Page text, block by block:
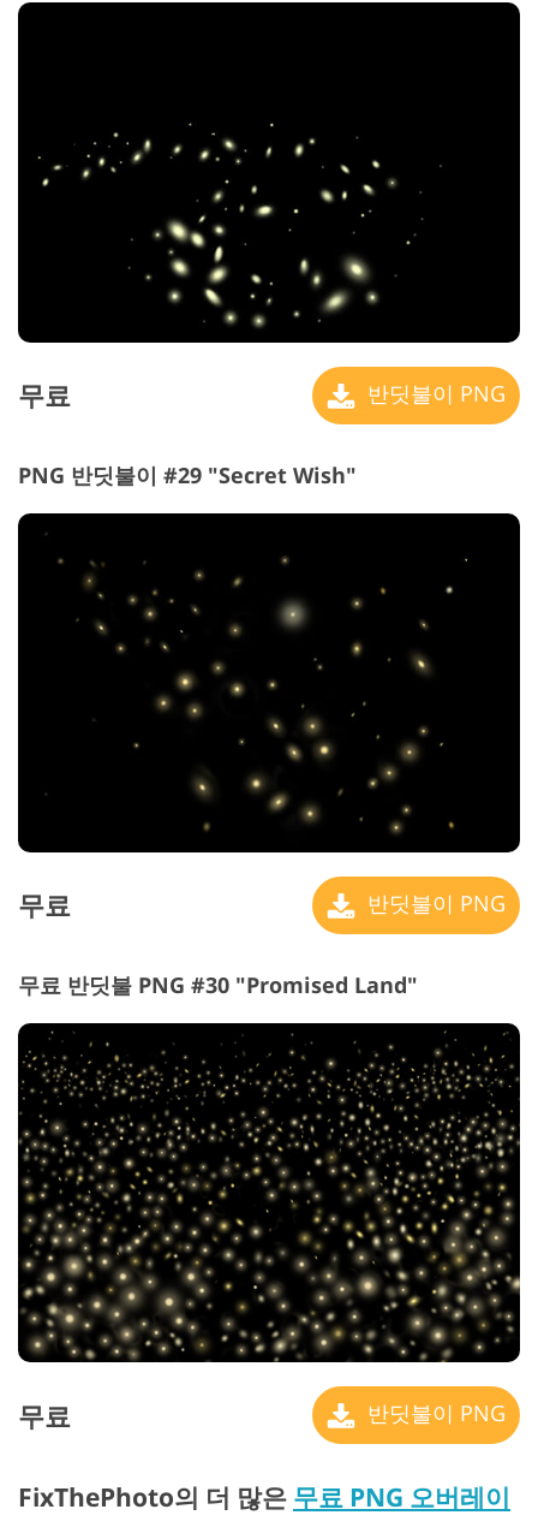
무료 반딧불이 PNG
PNG 반딧불이 #29 "Secret Wish"
무료 반딧불이 PNG
무료 반딧불 PNG #30 "Promised Land"
무료 반딧불이 PNG
FixThePhoto의 더 많은 무료 PNG 오버레이